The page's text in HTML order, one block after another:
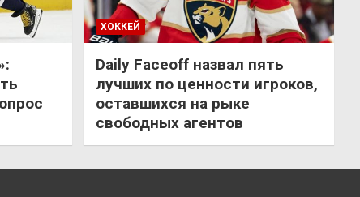
ХОККЕЙ
Daily Faceoff назвал пять
лучших по ценности игроков,
оставшихся на рыке
свободных агентов